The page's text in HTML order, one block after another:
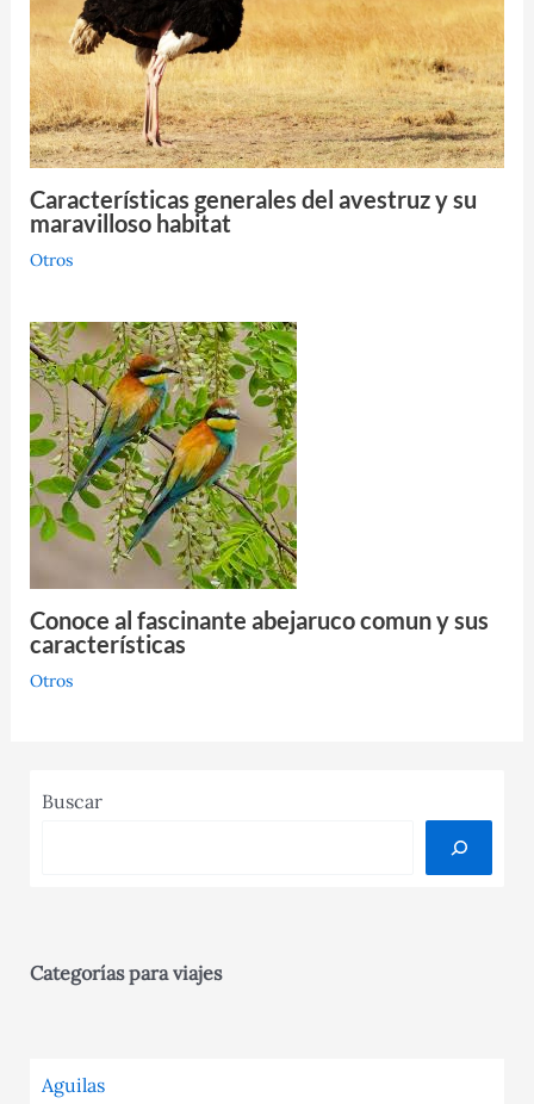
Características generales del avestruz y su
maravilloso habitat
Otros
Conoce al fascinante abejaruco comun y sus
características
Otros
Buscar
Categorías para viajes
Aguilas